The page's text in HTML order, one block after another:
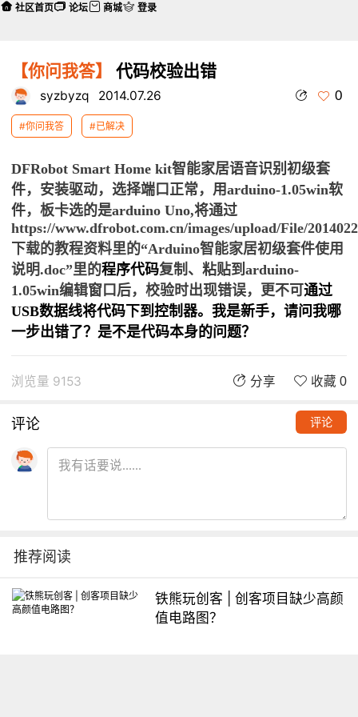
【你问我答】 代码校验出错
syzbyzq 2014.07.26 0
#你问我答 #已解决
DFRobot Smart Home kit智能家居语音识别初级套
件，安装驱动，选择端口正常，用arduino-1.05win软
件，板卡选的是arduinoUno,将通过
https://www.dfrobot.com.cn/images/upload/File/
下载的教程资料里的“Arduino智能家居初级套件使用
说明.doc”里的程序代码复制、粘贴到arduino-
1.05win编辑窗口后，校验时出现错误，更不可通过
USB数据线将代码下到控制器。我是新手，请问我哪
一步出错了？是不是代码本身的问题？
浏览量 9153 分享 收藏 0
评论 评论
推荐阅读
铁熊玩创客 | 创客项目缺少高颜
值电路图？
社区首页 论坛 商城 登录